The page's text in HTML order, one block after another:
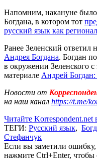
Напомним, накануне
Богдана, в котором тот
русский язык как
Ранее Зеленский ответил
Андрея Богдана. Богдан
в окружении Зеленского
материале Андрей
Новости от
на наш канал https://t.me/
Читайте Korrespondent.net
ТЕГИ: Русский язык,
Стефанчук
Если вы заметили
нажмите Ctrl+Enter, чтобы